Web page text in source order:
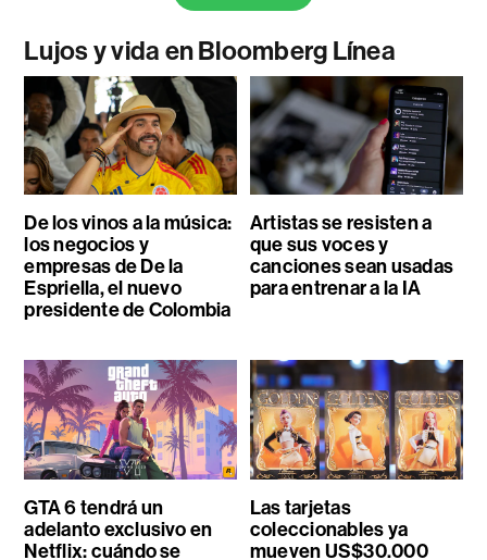
Lujos y vida en Bloomberg Línea
De los vinos a la música:
los negocios y
empresas de De la
Espriella, el nuevo
presidente de Colombia
Artistas se resisten a
que sus voces y
canciones sean usadas
para entrenar a la IA
GTA 6 tendrá un
adelanto exclusivo en
Netflix: cuándo se
Las tarjetas
coleccionables ya
mueven US$30.000